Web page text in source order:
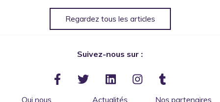
Regardez tous les articles
Suivez-nous sur :
Qui nous Actualités Nos partenaires